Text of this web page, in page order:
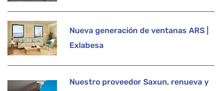
Nueva generación de ventanas ARS |
Exlabesa
Nuestro proveedor Saxun, renueva y